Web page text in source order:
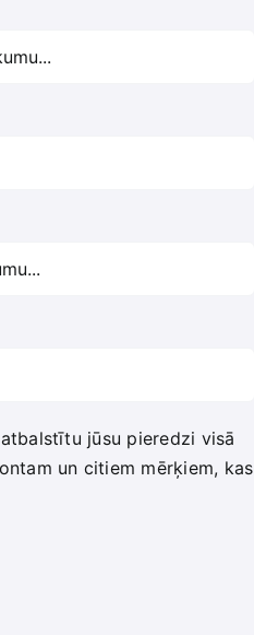
jūsu pieredzi visā
un citiem mērķiem, kas